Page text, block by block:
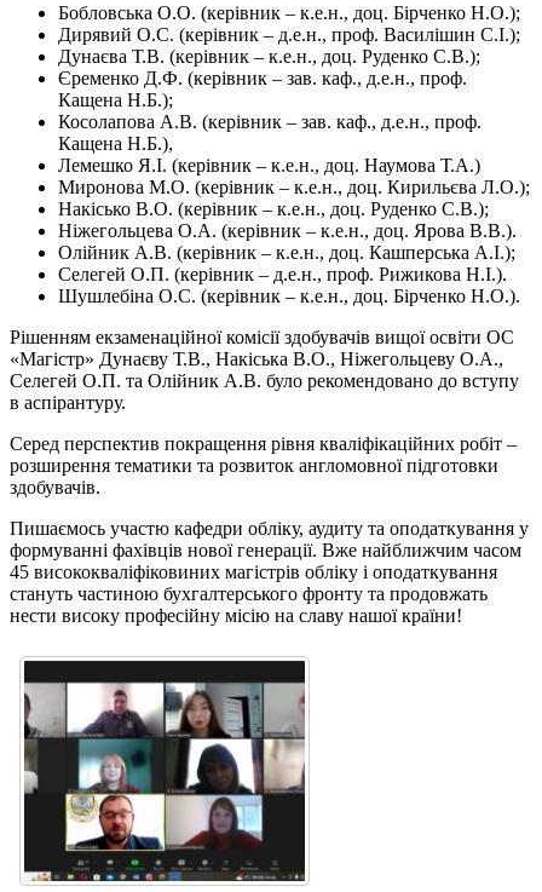
Бобловська О.О. (керівник – к.е.н., доц. Бірченко Н.О.);
Дирявий О.С. (керівник – д.е.н., проф. Василішин С.І.);
Дунаєва Т.В. (керівник – к.е.н., доц. Руденко С.В.);
Єременко Д.Ф. (керівник – зав. каф., д.е.н., проф.
Кащена Н.Б.);
Косолапова А.В. (керівник – зав. каф., д.е.н., проф.
Кащена Н.Б.),
Лемешко Я.І. (керівник – к.е.н., доц. Наумова Т.А.)
Миронова М.О. (керівник – к.е.н., доц. Кирильєва Л.О.);
Накісько В.О. (керівник – к.е.н., доц. Руденко С.В.);
Ніжегольцева О.А. (керівник – к.е.н., доц. Ярова В.В.).
Олійник А.В. (керівник – к.е.н., доц. Кашперська А.І.);
Селегей О.П. (керівник – д.е.н., проф. Рижикова Н.І.).
Шушлебіна О.С. (керівник – к.е.н., доц. Бірченко Н.О.).
Рішенням екзаменаційної комісії здобувачів вищої освіти ОС
«Магістр» Дунаєву Т.В., Накіська В.О., Ніжегольцеву О.А.,
Селегей О.П. та Олійник А.В. було рекомендовано до вступу
в аспірантуру.
Серед перспектив покращення рівня кваліфікаційних робіт –
розширення тематики та розвиток англомовної підготовки
здобувачів.
Пишаємось участю кафедри обліку, аудиту та оподаткування у
формуванні фахівців нової генерації. Вже найближчим часом
45 висококваліфіковиних магістрів обліку і оподаткування
стануть частиною бухгалтерського фронту та продовжать
нести високу професійну місію на славу нашої країни!